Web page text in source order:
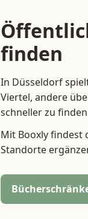
finden
In Düsseldorf
Viertel, andere
schneller zu
Mit Booxly findest
Standorte